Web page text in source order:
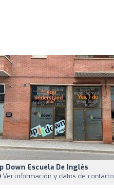
Down Escuela De Inglés
Ver información y datos de contacto